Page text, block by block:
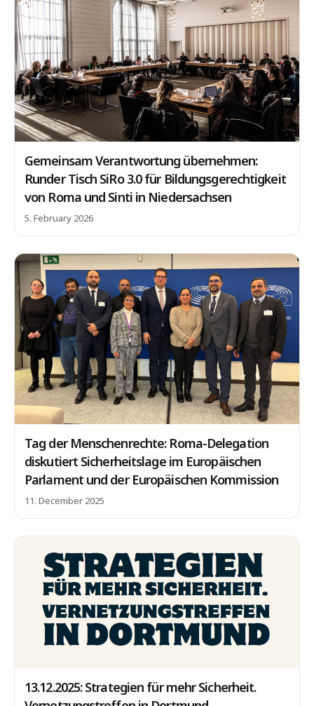
Gemeinsam Verantwortung übernehmen:
Runder Tisch SiRo 3.0 für Bildungsgerechtigkeit
von Roma und Sinti in Niedersachsen
5. February 2026
Tag der Menschenrechte: Roma-Delegation
diskutiert Sicherheitslage im Europäischen
Parlament und der Europäischen Kommission
11. December 2025
13.12.2025: Strategien für mehr Sicherheit.